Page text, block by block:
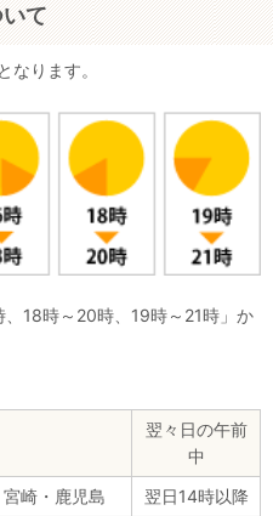
て
なります。
、18時～20時、19時～21時」か
翌々日の午前
中
崎・鹿児島
翌日14時以降